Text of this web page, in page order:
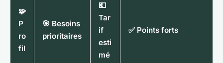
🧩
P
ro
fil
🎯 Besoins
prioritaires
💶
Tar
if
esti
mé
✅ Points forts